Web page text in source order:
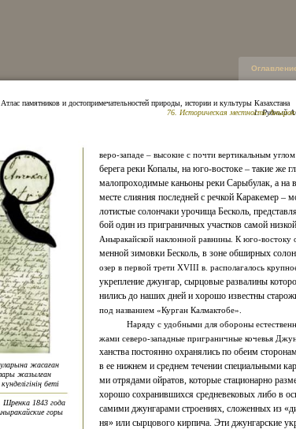
жасаған
жазылған
беті
Шренка 1843 года
горы
веро-западе – высокие с почти вертикальным
берега реки Копалы, на юго-востоке – такие же
малопроходимые каньоны реки Сарыбулак, а на
месте слияния последней с речкой Каракемер –
лотистые солончаки урочища Бесколь,
бой один из приграничных участков самой
Аныракайской наклонной равнины. К юго-востоку
менной зимовки Бесколь, в зоне обширных
озер в первой трети XVIII в. располагалось
укрепление джунгар, сырцовые развалины
нились до наших дней и хорошо известны
под названием «Курган Калмактобе».
Наряду с удобными для обороны
жами северо-западные приграничные кочевья
ханства постоянно охранялись по обеим
в ее нижнем и среднем течении специальными
ми отрядами ойратов, которые стационарно
хорошо сохранившихся средневековых либо в
самими джунгарами строениях, сложенных из
ня» или сырцового кирпича. Эти джунгарские
памятников и достопримечательностей природы, истории и культуры Казахстана
1. Рудный
76. Историческая местность Анырак